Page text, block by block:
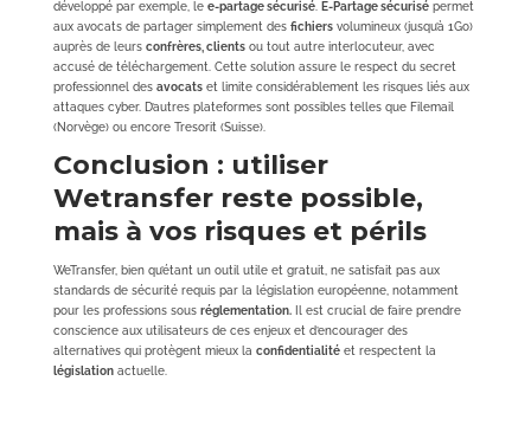
développé par exemple, le e-partage sécurisé. E-Partage sécurisépermet
aux avocats de partager simplement des fichiersvolumineux (jusqu’à 1Go)
auprès de leurs confrères, clientsou tout autre interlocuteur, avec
accusé de téléchargement. Cette solution assure le respect du secret
professionnel des avocatset limite considérablement les risques liés aux
attaques cyber. D’autres plateformes sont possibles telles que Filemail
(Norvège) ou encore Tresorit (Suisse).
Conclusion : utiliser
Wetransfer reste possible,
mais à vos risques et périls
WeTransfer, bien qu’étant un outil utile et gratuit, ne satisfait pas aux
standards de sécurité requis par la législation européenne, notamment
pour les professions sous réglementation.Il est crucial de faire prendre
conscience aux utilisateurs de ces enjeux et d’encourager des
alternatives qui protègent mieux la confidentialitéet respectent la
législationactuelle.